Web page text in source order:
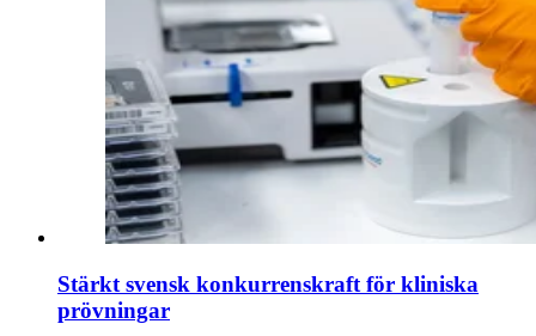
Stärkt svensk konkurrenskraft för kliniska
prövningar